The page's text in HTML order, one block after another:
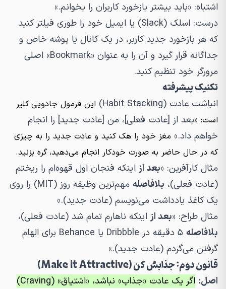
اشتباه: «باید بیشتر بازخورد کاربران را بخوانم.»
درست:
اسلک (Slack) یا ایمیل خود را طوری فیلتر کنید
که هر بازخورد جدید کاربر، در یک کانال یا پوشه خاص و
جداگانه قرار گیرد و آن را به عنوان «Bookmark» اصلی
مرورگر خود تنظیم کنید.
تکنیک پیشرفته
انباشت عادت (Habit Stacking)
این فرمول جادویی کلیر
است: «بعد از [عادت فعلی]، من [عادت جدید] را انجام
خواهم داد.» مغز خود را هک کنید و عادت جدید را به چیزی
که در حال حاضر به صورت خودکار انجام می‌دهید، گره بزنید.
مثال کارآفرین: «بعد از اینکه فنجان اول قهوه‌ام را ریختم
(عادت فعلی)، بلافاصله
مهم‌ترین وظیفه روز (MIT) را روی
یک کاغذ یادداشت می‌نویسم (عادت جدید).»
مثال طراح: «بعد از اینکه ناهارم تمام شد (عادت فعلی)،
بلافاصله
۵ دقیقه در Dribbble یا Behance برای الهام
گرفتن می‌گردم (عادت جدید).»
قانون دوم: جذابش کن (Make it Attractive)
اصل:
اگر یک عادت «جذاب» نباشد، «اشتیاق» (Craving)